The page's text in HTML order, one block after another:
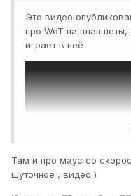
Это видео
про WoT на
играет в неё
Там и про маус со
шуточное , видео )